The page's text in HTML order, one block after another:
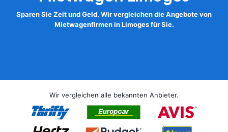
Sparen Sie Zeit und Geld. Wir vergleichen die Angebote von
Mietwagenfirmen in Limoges für Sie.
Wir vergleichen alle bekannten Anbieter.